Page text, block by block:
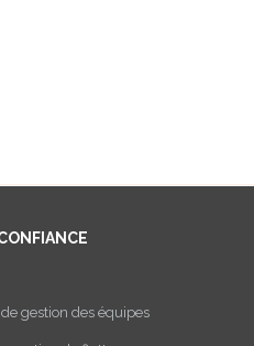
gestion des équipes